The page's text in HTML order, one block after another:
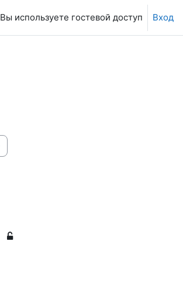
Вы используете гостевой доступ Вход